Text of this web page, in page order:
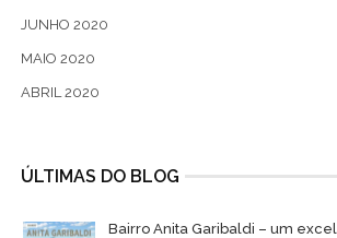
JUNHO 2020
MAIO 2020
ABRIL 2020
ÚLTIMAS DO BLOG
Bairro Anita Garibaldi – um